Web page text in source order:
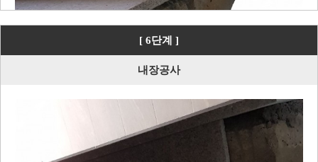
[ 6단계 ]
내장공사